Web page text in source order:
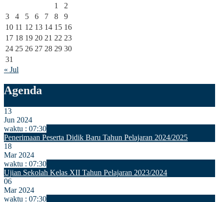
1
2
3
4 5 6 7 8
9
10 11 12 13 14 15 16
17 18 19 20 21 22 23
24 25 26 27 28 29 30
31
« Jul
Agenda
13
Jun 2024
waktu : 07:30
Penerimaan Peserta Didik Baru Tahun Pelajaran 2024/2025
18
Mar 2024
waktu : 07:30
Ujian Sekolah Kelas XII Tahun Pelajaran 2023/2024
06
Mar 2024
waktu : 07:30